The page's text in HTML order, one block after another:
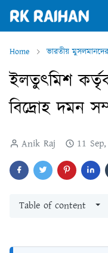
Home ভারতীয়
ইলতুৎমিশ
বিদ্রোহ দমন
Anik Raj 11
Table of content